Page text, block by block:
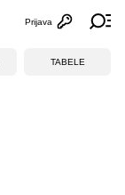
Otvori
Prijava
TABELE